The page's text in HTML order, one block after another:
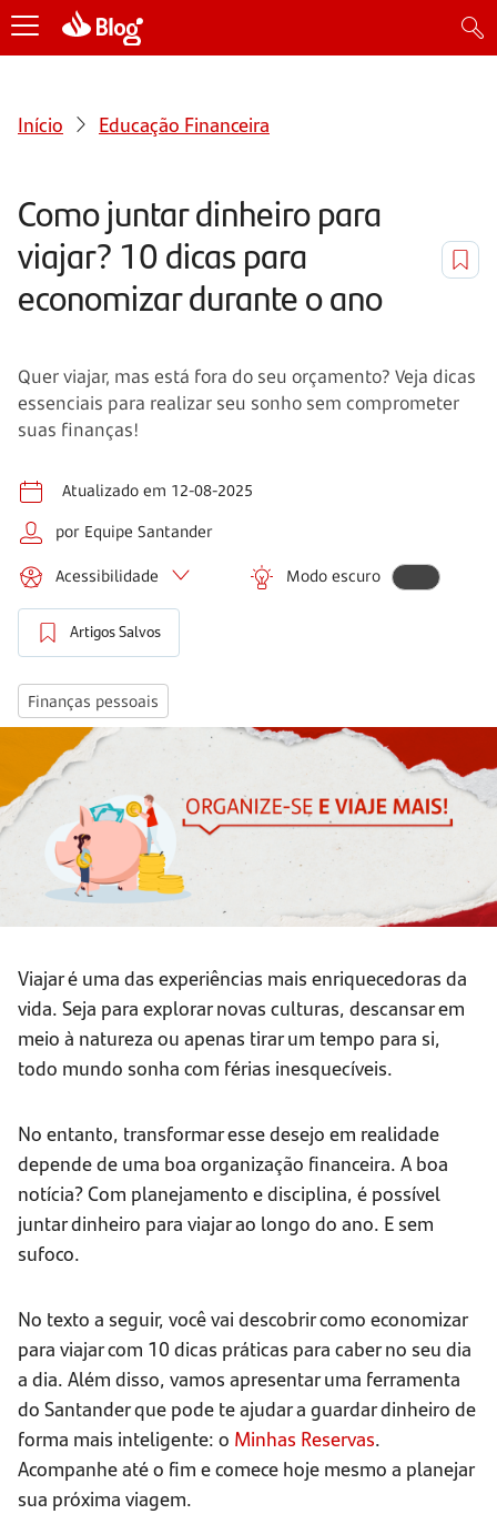
Início Educação Financeira
Como juntar dinheiro para
viajar? 10 dicas para
economizar durante o ano
Quer viajar, mas está fora do seu orçamento? Veja dicas
essenciais para realizar seu sonho sem comprometer
suas finanças!
Atualizado em 12-08-2025
por Equipe Santander
Acessibilidade Modo escuro
Artigos Salvos
Finanças pessoais
Viajar é uma das experiências mais enriquecedoras da
vida. Seja para explorar novas culturas, descansar em
meio à natureza ou apenas tirar um tempo para si,
todo mundo sonha com férias inesquecíveis.
No entanto, transformar esse desejo em realidade
depende de uma boa organização financeira. A boa
notícia? Com planejamento e disciplina, é possível
juntar dinheiro para viajar ao longo do ano. E sem
sufoco.
No texto a seguir, você vai descobrir como economizar
para viajar com 10 dicas práticas para caber no seu dia
a dia. Além disso, vamos apresentar uma ferramenta
do Santander que pode te ajudar a guardar dinheiro de
forma mais inteligente: o Minhas Reservas.
Acompanhe até o fim e comece hoje mesmo a planejar
sua próxima viagem.